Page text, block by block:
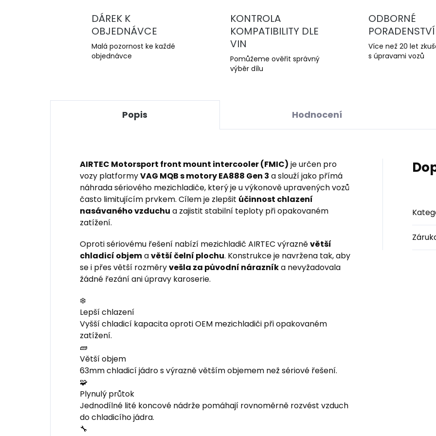
DÁREK K
OBJEDNÁVCE
Malá pozornost ke každé
objednávce
KONTROLA
KOMPATIBILITY DLE
VIN
Pomůžeme ověřit správný
výběr dílu
ODBORNÉ
PORADENSTVÍ
Více než 20 let
s úpravami vozů
Popis Hodnocení
AIRTEC Motorsport front mount intercooler (FMIC) je určen pro
vozy platformyVAG MQB s motory EA888 Gen 3 a slouží jako přímá
náhrada sériového mezichladiče, který je u výkonově upravených vozů
často limitujícím prvkem. Cílem je zlepšit účinnost chlazení
nasávaného vzduchu a zajistit stabilní teploty při opakovaném
zatížení.
Oproti sériovému řešení nabízí mezichladič AIRTEC výrazněvětší
chladicí objemavětší čelní plochu. Konstrukce je navržena tak, aby
se i přes větší rozměryvešla za původní nárazníka nevyžadovala
žádné řezání ani úpravy karoserie.
❄️
Lepší chlazení
Vyšší chladicí kapacita oproti OEM mezichladiči při opakovaném
zatížení.
🧱
Větší objem
63mm chladicí jádro s výrazně větším objemem než sériové řešení.
🧩
Plynulý průtok
Jednodílné lité koncové nádrže pomáhají rovnoměrně rozvést vzduch
do chladicího jádra.
🔧